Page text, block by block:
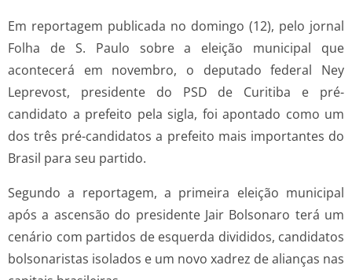
Em reportagem publicada no domingo (12), pelo jornal
Folha de S. Paulo sobre a eleição municipal que
acontecerá em novembro, o deputado federal Ney
Leprevost, presidente do PSD de Curitiba e pré-
candidato a prefeito pela sigla, foi apontado como um
dos três pré-candidatos a prefeito mais importantes do
Brasil para seu partido.
Segundo a reportagem, a primeira eleição municipal
após a ascensão do presidente Jair Bolsonaro terá um
cenário com partidos de esquerda divididos, candidatos
bolsonaristas isolados e um novo xadrez de alianças nas